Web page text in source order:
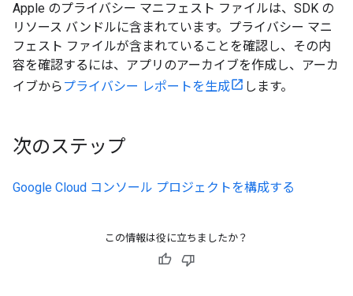
Apple のプライバシー マニフェスト ファイルは、SDK の
リソース バンドルに含まれています。プライバシー マニ
フェスト ファイルが含まれていることを確認し、その内
容を確認するには、アプリのアーカイブを作成し、アーカ
イブから プライバシー レポートを生成 します。
次のステップ
Google Cloud コンソール プロジェクトを構成する
この情報は役に立ちましたか？